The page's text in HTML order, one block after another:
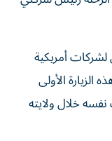
أمريكية
الأولى
خلال ولايته